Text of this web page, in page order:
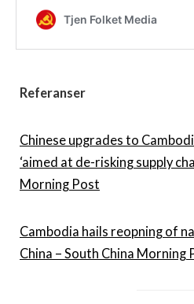
Referanser
Chinese upgrades to
‘aimed at de-risking supply
Morning Post
Cambodia hails reopning of
China – South China Morning